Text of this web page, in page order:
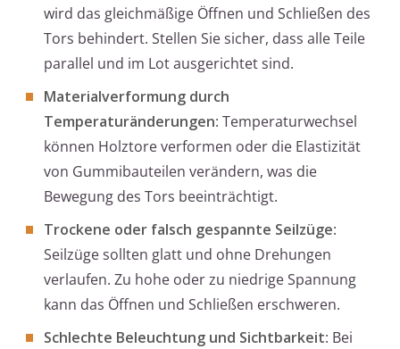
wird das gleichmäßige Öffnen und Schließen des
Tors behindert. Stellen Sie sicher, dass alle Teile
parallel und im Lot ausgerichtet sind.
Materialverformung durch
Temperaturänderungen: Temperaturwechsel
können Holztore verformen oder die Elastizität
von Gummibauteilen verändern, was die
Bewegung des Tors beeinträchtigt.
Trockene oder falsch gespannte Seilzüge:
Seilzüge sollten glatt und ohne Drehungen
verlaufen. Zu hohe oder zu niedrige Spannung
kann das Öffnen und Schließen erschweren.
Schlechte Beleuchtung und Sichtbarkeit: Bei